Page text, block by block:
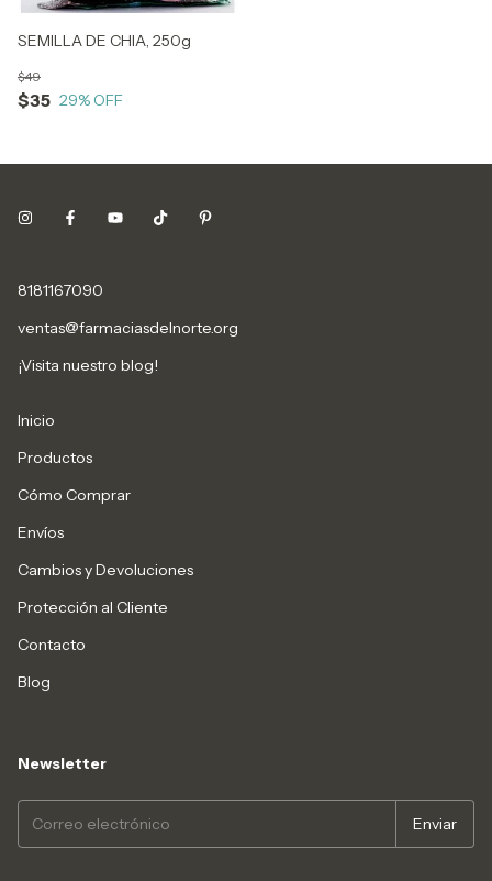
SEMILLA DE CHIA, 250g
$35
$49
29% OFF
8181167090
ventas@farmaciasdelnorte.org
¡Visita nuestro blog!
Inicio
Productos
Cómo Comprar
Envíos
Cambios y Devoluciones
Protección al Cliente
Contacto
Blog
Newsletter